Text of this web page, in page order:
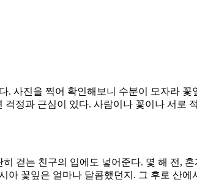
사진을 찍어 확인해보니 수분이 모자라 꽃
정과 근심이 있다. 사람이나 꽃이나 서로
걷는 친구의 입에도 넣어준다. 몇 해 전,
꽃잎은 얼마나 달콤했던지. 그 후로 산